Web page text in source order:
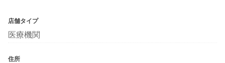
店舗タイプ
医療機関
住所